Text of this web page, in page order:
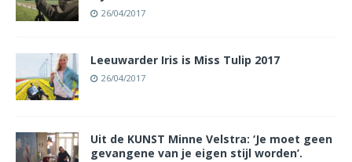
26/04/2017
Leeuwarder Iris is Miss Tulip 2017
26/04/2017
Uit de KUNST Minne Velstra: ‘Je moet geen
gevangene van je eigen stijl worden’.